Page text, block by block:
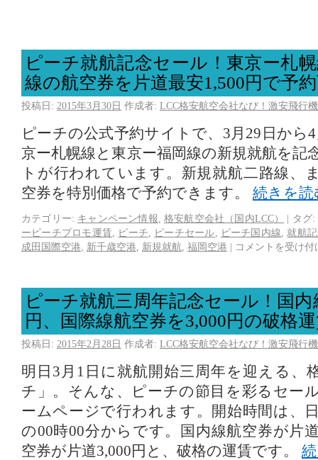
ピーチ就航記念セール！東京ー札
線の航空券を片道最安1,500円で予
投稿日: 2015年3月30日 作成者: LCC格安航空会社なび！激安飛行
ピーチの公式予約サイトで、3月29日から
京ー札幌線と東京ー福岡線の新規就航を記
トが行われています。新規就航二路線、
空券を特別価格で予約できます。 続きを
カテゴリー: キャンペーン情報 格安航空会社（国内LCC） | タグ:
ーピーチプロモ運賃
ピーチ ピーチセール ピーチ国内線
就航
成田国際空港
新千歳空港 新規就航 福岡空港 | コメントを受け
ピーチ就航三周年記念セール！国内
円、国際線航空券を3,000円の破格
投稿日: 2015年2月28日 作成者: LCC格安航空会社なび！激安飛行
明日3月1日に就航開始三周年を迎える、
チ」。そんな、ピーチの節目を彩るセー
ームページで行われます。開始時間は、
の00時00分からです。国内線航空券が片
空券が片道3,000円と、破格の運賃です。